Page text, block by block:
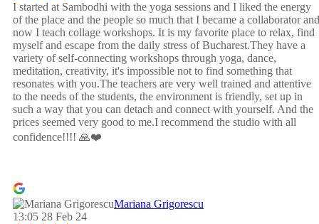
I started at Sambodhi with the yoga sessions and I liked the energy
of the place and the people so much that I became a collaborator and
now I teach collage workshops. It is my favorite place to relax, find
myself and escape from the daily stress of Bucharest.They have a
variety of self-connecting workshops through yoga, dance,
meditation, creativity, it's impossible not to find something that
resonates with you.The teachers are very well trained and attentive
to the needs of the students, the environment is friendly, set up in
such a way that you can detach and connect with yourself. And the
prices seemed very good to me.I recommend the studio with all
confidence!!!! 🙏❤️
Mariana Grigorescu
13:05 28 Feb 24